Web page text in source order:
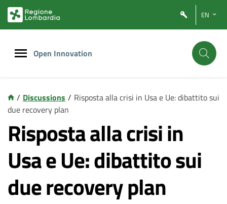
contenuto
footer
EN
Open Innovation
/ Discussions / Risposta alla crisi in Usa e Ue: dibattito sui
due recovery plan
Risposta alla crisi in
Usa e Ue: dibattito sui
due recovery plan